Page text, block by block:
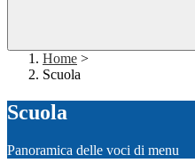
Home >
Scuola
Scuola
Panoramica delle voci di menu